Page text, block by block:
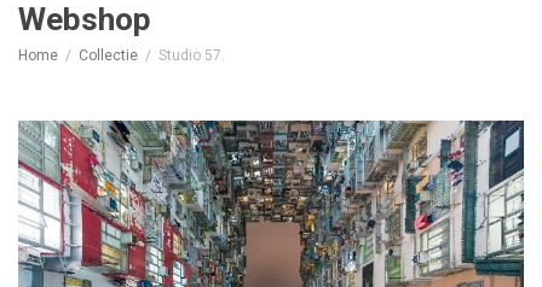
de
Webshop
Home Collectie Studio 57.